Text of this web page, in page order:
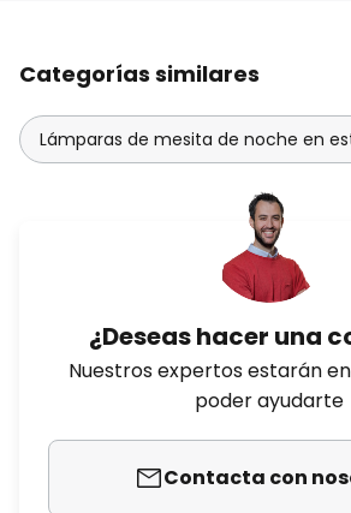
Categorías similares
Lámparas de mesita de noche en
¿Deseas hacer una
Nuestros expertos estarán
poder ayudarte
Contacta con